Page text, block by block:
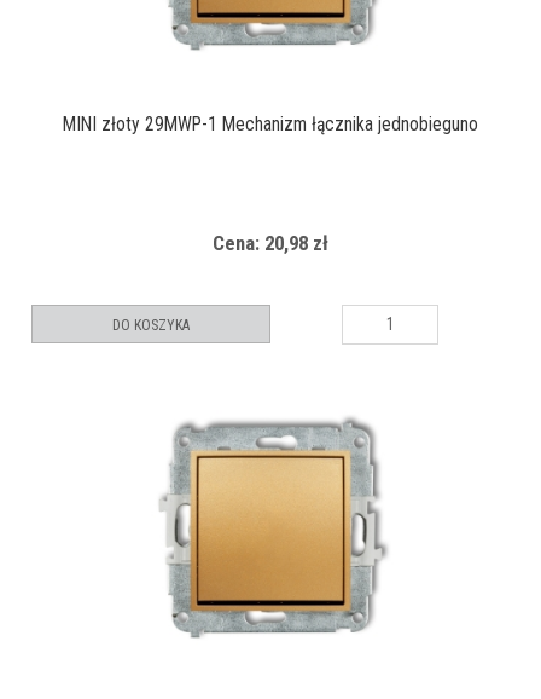
MINI złoty 29MWP-1 Mechanizm łącznika jednobieguno
Cena: 20,98 zł
DO KOSZYKA